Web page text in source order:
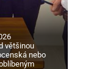
většinou
nebo